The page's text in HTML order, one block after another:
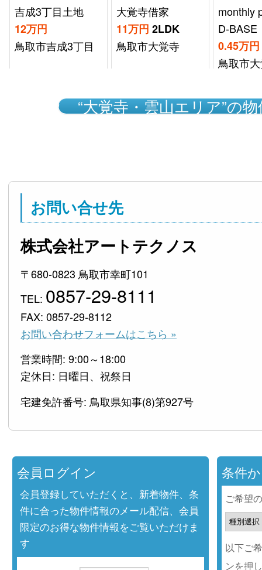
大覚寺借家
11万円
鳥取市大覚寺
monthly parking
D-BASE
0.45万円
吉成3丁
12万円
鳥取市
“大覚寺・雲山エリア”の
お問い合せ先
株式会社アートテクノス
〒680-0823 鳥取市幸町101
TEL: 0857-29-8111
FAX: 0857-29-8112
お問い合わせフォームはこちら »
営業時間: 9:00～18:00
定休日: 日曜日、祝祭日
宅建免許番号: 鳥取県知事(8)第927号
会員ログイン
会員登録していただくと、新着物件、条
件に合った物件情報のメール配信、会員
限定のお得な物件情報をご覧いただけま
す
条件
ご希望
以下ご
ンを押